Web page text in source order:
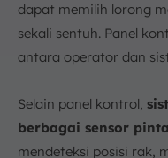
dapat memilih lorong
sekali sentuh. Panel
antara operator dan
Selain panel kontrol,
berbagai sensor
mendeteksi posisi rak,